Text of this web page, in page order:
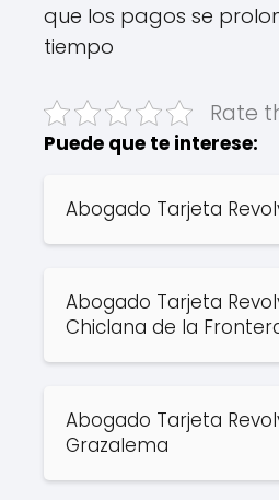
que los pagos se
tiempo
Rate
Puede que te interese:
Abogado Tarjeta
Abogado Tarjeta
Chiclana de la
Abogado Tarjeta
Grazalema